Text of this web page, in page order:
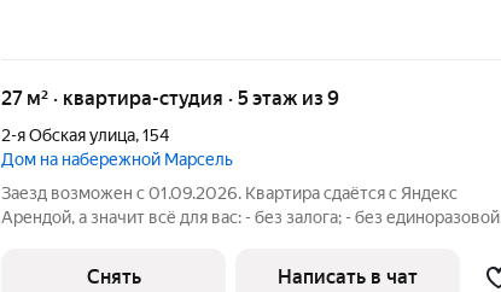
27 м² · квартира-студия · 5 этаж из 9
2-я Обская улица,154
Дом на набережной Марсель
Заезд возможен с 01.09.2026. Квартира сдаётся с Яндекс
Арендой, а значит всё для вас: - без залога; - без единоразовой
проживания. Мы можем показать вам квартиру онлайн это так же
Снять Написать в чат